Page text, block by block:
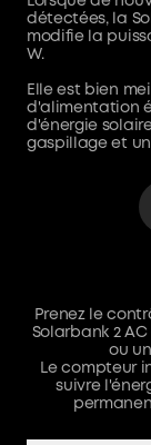
détectées, la
modifie la
W.
Elle est bien
d'alimentation
d'énergie
gaspillage et
Prenez le
Solarbank 2
ou
Le compteur
suivre